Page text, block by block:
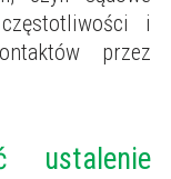
i
przez
ustalenie